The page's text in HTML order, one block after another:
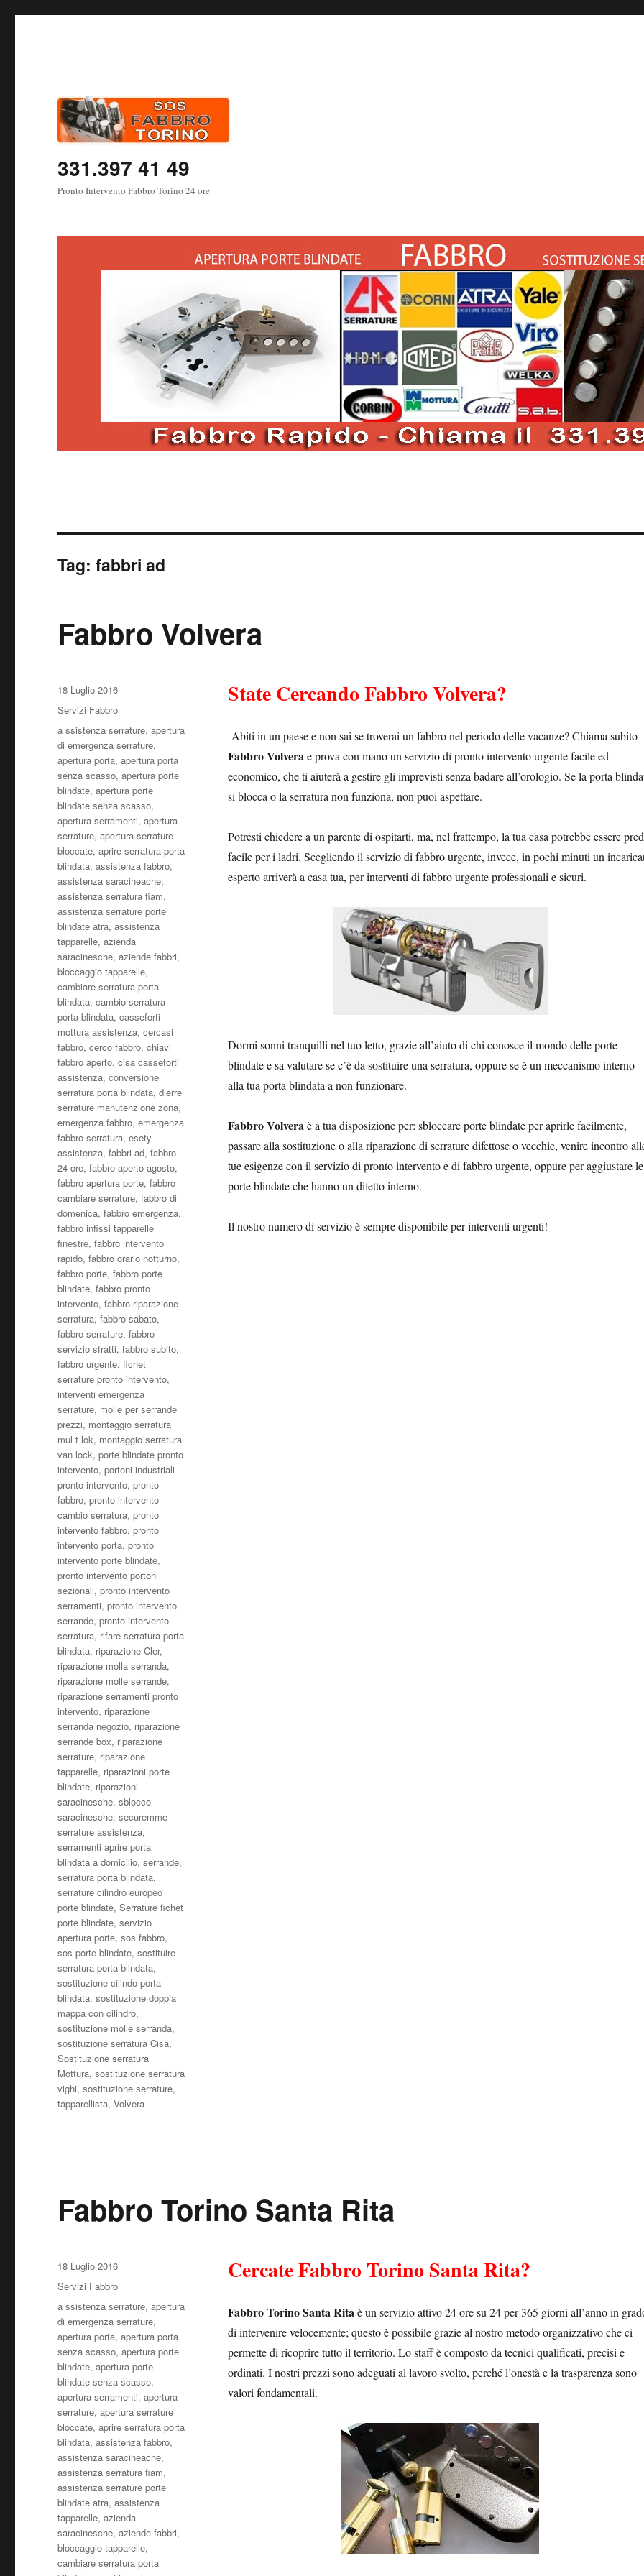
331.397 41 49
Pronto Intervento Fabbro Torino 24 ore
Tag:fabbri ad
Fabbro Volvera
State Cercando Fabbro Volvera?
Abiti in un paese e non sai se troverai un fabbro nel periodo delle vacanze? Chiama subito
Fabbro Volverae prova con mano un servizio di pronto intervento urgente facile ed
economico, che ti aiuterà a gestire gli imprevisti senza badare all’orologio. Se la porta
si blocca o la serratura non funziona, non puoi aspettare.
Potresti chiedere a un parente di ospitarti, ma, nel frattempo, la tua casa potrebbe essere
facile per i ladri. Scegliendo il servizio di fabbro urgente, invece, in pochi minuti un
esperto arriverà a casa tua, per interventi di fabbro urgente professionali e sicuri.
Dormi sonni tranquilli nel tuo letto, grazie all’aiuto di chi conosce il mondo delle porte
blindate e sa valutare se c’è da sostituire una serratura, oppure se è un meccanismo interno
alla tua porta blindata a non funzionare.
Fabbro Volveraè a tua disposizione per: sbloccare porte blindate per aprirle facilmente,
passare alla sostituzione o alla riparazione di serrature difettose o vecchie, venire incontro
tue esigenze con il servizio di pronto intervento e di fabbro urgente, oppure per aggiustare le
porte blindate che hanno un difetto interno.
Il nostro numero di servizio è sempre disponibile per interventi urgenti!
Pubblicato
il
18 Luglio 2016
Categorie
Servizi Fabbro
Tag
a ssistenza serrature,apertura
di emergenza serrature,
apertura porta,apertura porta
senza scasso,apertura porte
blindate,apertura porte
blindate senza scasso,
apertura serramenti,apertura
serrature,apertura serrature
bloccate,aprire serratura porta
blindata,assistenza fabbro,
assistenza saracineache,
assistenza serratura fiam,
assistenza serrature porte
blindate atra,assistenza
tapparelle,azienda
saracinesche,aziende fabbri,
bloccaggio tapparelle,
cambiare serratura porta
blindata,cambio serratura
porta blindata,casseforti
mottura assistenza,cercasi
fabbro,cerco fabbro,chiavi
fabbro aperto,cisa casseforti
assistenza,conversione
serratura porta blindata,dierre
serrature manutenzione zona,
emergenza fabbro,emergenza
fabbro serratura,esety
assistenza,fabbri ad,fabbro
24 ore,fabbro aperto agosto,
fabbro apertura porte,fabbro
cambiare serrature,fabbro di
domenica,fabbro emergenza,
fabbro infissi tapparelle
finestre,fabbro intervento
rapido,fabbro orario notturno,
fabbro porte,fabbro porte
blindate,fabbro pronto
intervento,fabbro riparazione
serratura,fabbro sabato,
fabbro serrature,fabbro
servizio sfratti,fabbro subito,
fabbro urgente,fichet
serrature pronto intervento,
interventi emergenza
serrature, molle per serrande
prezzi, montaggio serratura
mul t lok, montaggio serratura
van lock,porte blindate pronto
intervento,portoni industriali
pronto intervento,pronto
fabbro,pronto intervento
cambio serratura,pronto
intervento fabbro,pronto
intervento porta,pronto
intervento porte blindate,
pronto intervento portoni
sezionali,pronto intervento
serramenti,pronto intervento
serrande,pronto intervento
serratura, rifare serratura porta
blindata, riparazione Cler,
riparazione molla serranda,
riparazione molle serrande,
riparazione serramenti pronto
intervento, riparazione
serranda negozio, riparazione
serrande box, riparazione
serrature, riparazione
tapparelle, riparazioni porte
blindate, riparazioni
saracinesche,sblocco
saracinesche,securemme
serrature assistenza,
serramenti aprire porta
blindata a domicilio,serrande,
serratura porta blindata,
serrature cilindro europeo
porte blindate,Serrature fichet
porte blindate,servizio
apertura porte,sos fabbro,
sos porte blindate,sostituire
serratura porta blindata,
sostituzione cilindo porta
blindata,sostituzione doppia
mappa con cilindro,
sostituzione molle serranda,
sostituzione serratura Cisa,
Sostituzione serratura
Mottura,sostituzione serratura
vighi,sostituzione serrature,
tapparellista,Volvera
Fabbro Torino Santa Rita
Cercate Fabbro Torino Santa Rita?
Fabbro Torino Santa Ritaè un servizio attivo 24 ore su 24 per 365 giorni all’anno in
di intervenire velocemente; questo è possibile grazie al nostro metodo organizzativo che ci
permette di ricoprire tutto il territorio. Lo staff è composto da tecnici qualificati, precisi e
ordinati. I nostri prezzi sono adeguati al lavoro svolto, perché l’onestà e la trasparenza sono
valori fondamentali.
Pubblicato
il
18 Luglio 2016
Categorie
Servizi Fabbro
Tag
a ssistenza serrature,apertura
di emergenza serrature,
apertura porta,apertura porta
senza scasso,apertura porte
blindate,apertura porte
blindate senza scasso,
apertura serramenti,apertura
serrature,apertura serrature
bloccate,aprire serratura porta
blindata,assistenza fabbro,
assistenza saracineache,
assistenza serratura fiam,
assistenza serrature porte
blindate atra,assistenza
tapparelle,azienda
saracinesche,aziende fabbri,
bloccaggio tapparelle,
cambiare serratura porta